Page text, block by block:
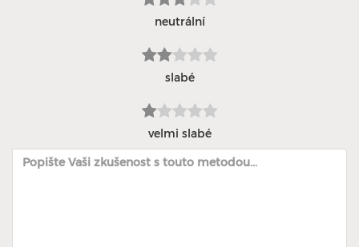
neutrální
slabé
velmi slabé